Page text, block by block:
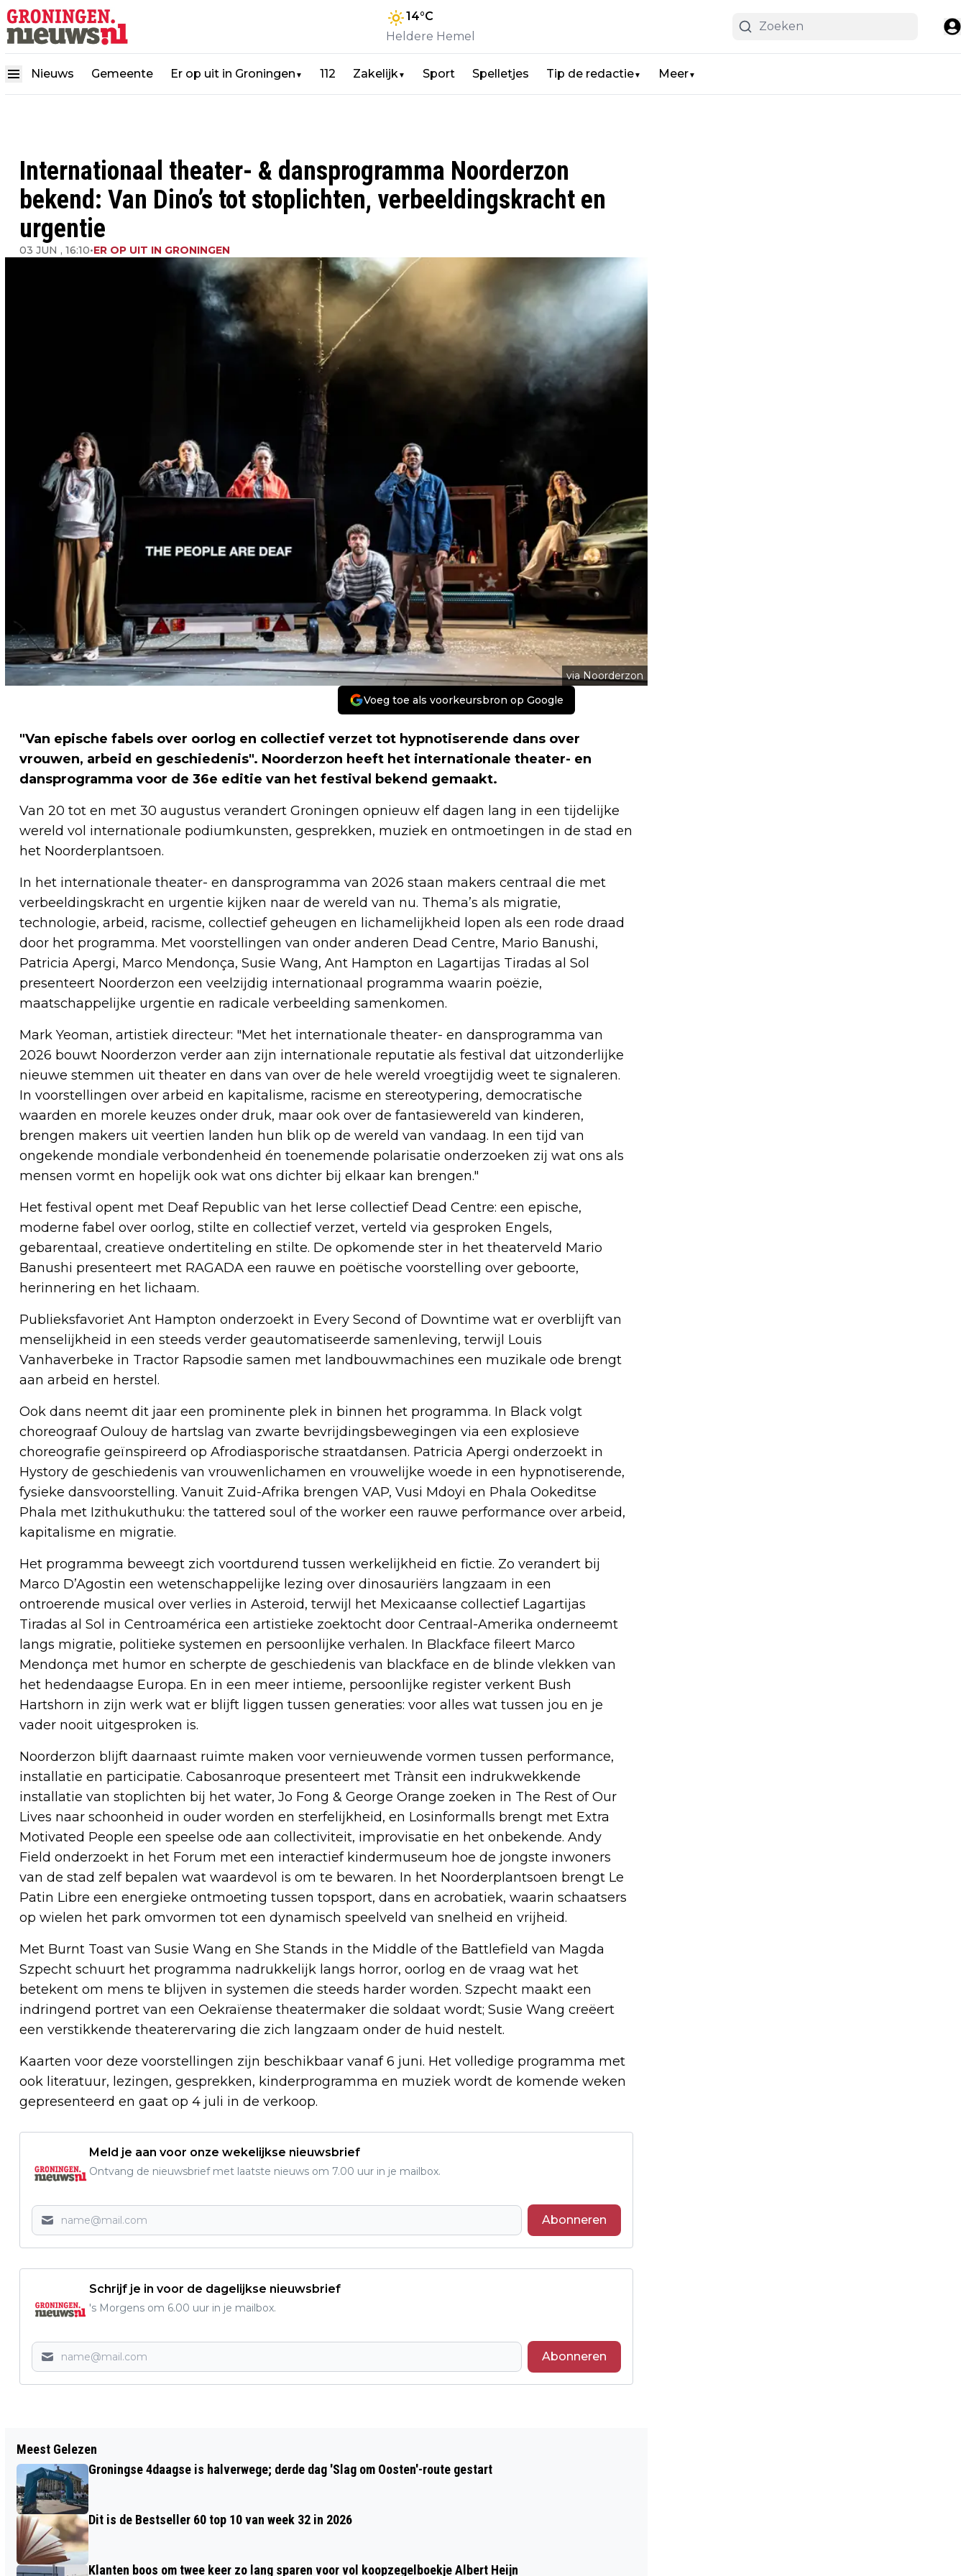
14°C
Heldere Hemel
Nieuws Gemeente Er op uit in Groningen ▼ 112 Zakelijk▼ Sport Spelletjes Tip de redactie▼ Meer▼
Internationaal theater- & dansprogramma Noorderzon
bekend: Van Dino’s tot stoplichten, verbeeldingskracht en
urgentie
03 JUN , 16:10•ER OP UIT IN GRONINGEN
via Noorderzon
Voeg toe als voorkeursbron op Google
"Van epische fabels over oorlog en collectief verzet tot hypnotiserende dans over
vrouwen, arbeid en geschiedenis". Noorderzon heeft het internationale theater- en
dansprogramma voor de 36e editie van het festival bekend gemaakt.
Van 20 tot en met 30 augustus verandert Groningen opnieuw elf dagen lang in een tijdelijke
wereld vol internationale podiumkunsten, gesprekken, muziek en ontmoetingen in de stad en
het Noorderplantsoen.
In het internationale theater- en dansprogramma van 2026 staan makers centraal die met
verbeeldingskracht en urgentie kijken naar de wereld van nu. Thema’s als migratie,
technologie, arbeid, racisme, collectief geheugen en lichamelijkheid lopen als een rode draad
door het programma. Met voorstellingen van onder anderen Dead Centre, Mario Banushi,
Patricia Apergi, Marco Mendonça, Susie Wang, Ant Hampton en Lagartijas Tiradas al Sol
presenteert Noorderzon een veelzijdig internationaal programma waarin poëzie,
maatschappelijke urgentie en radicale verbeelding samenkomen.
Mark Yeoman, artistiek directeur: "Met het internationale theater- en dansprogramma van
2026 bouwt Noorderzon verder aan zijn internationale reputatie als festival dat uitzonderlijke
nieuwe stemmen uit theater en dans van over de hele wereld vroegtijdig weet te signaleren.
In voorstellingen over arbeid en kapitalisme, racisme en stereotypering, democratische
waarden en morele keuzes onder druk, maar ook over de fantasiewereld van kinderen,
brengen makers uit veertien landen hun blik op de wereld van vandaag. In een tijd van
ongekende mondiale verbondenheid én toenemende polarisatie onderzoeken zij wat ons als
mensen vormt en hopelijk ook wat ons dichter bij elkaar kan brengen."
Het festival opent met Deaf Republic van het Ierse collectief Dead Centre: een epische,
moderne fabel over oorlog, stilte en collectief verzet, verteld via gesproken Engels,
gebarentaal, creatieve ondertiteling en stilte. De opkomende ster in het theaterveld Mario
Banushi presenteert met RAGADA een rauwe en poëtische voorstelling over geboorte,
herinnering en het lichaam.
Publieksfavoriet Ant Hampton onderzoekt in Every Second of Downtime wat er overblijft van
menselijkheid in een steeds verder geautomatiseerde samenleving, terwijl Louis
Vanhaverbeke in Tractor Rapsodie samen met landbouwmachines een muzikale ode brengt
aan arbeid en herstel.
Ook dans neemt dit jaar een prominente plek in binnen het programma. In Black volgt
choreograaf Oulouy de hartslag van zwarte bevrijdingsbewegingen via een explosieve
choreografie geïnspireerd op Afrodiasporische straatdansen. Patricia Apergi onderzoekt in
Hystory de geschiedenis van vrouwenlichamen en vrouwelijke woede in een hypnotiserende,
fysieke dansvoorstelling. Vanuit Zuid-Afrika brengen VAP, Vusi Mdoyi en Phala Ookeditse
Phala met Izithukuthuku: the tattered soul of the worker een rauwe performance over arbeid,
kapitalisme en migratie.
Het programma beweegt zich voortdurend tussen werkelijkheid en fictie. Zo verandert bij
Marco D’Agostin een wetenschappelijke lezing over dinosauriërs langzaam in een
ontroerende musical over verlies in Asteroid, terwijl het Mexicaanse collectief Lagartijas
Tiradas al Sol in Centroamérica een artistieke zoektocht door Centraal-Amerika onderneemt
langs migratie, politieke systemen en persoonlijke verhalen. In Blackface fileert Marco
Mendonça met humor en scherpte de geschiedenis van blackface en de blinde vlekken van
het hedendaagse Europa. En in een meer intieme, persoonlijke register verkent Bush
Hartshorn in zijn werk wat er blijft liggen tussen generaties: voor alles wat tussen jou en je
vader nooit uitgesproken is.
Noorderzon blijft daarnaast ruimte maken voor vernieuwende vormen tussen performance,
installatie en participatie. Cabosanroque presenteert met Trànsit een indrukwekkende
installatie van stoplichten bij het water, Jo Fong & George Orange zoeken in The Rest of Our
Lives naar schoonheid in ouder worden en sterfelijkheid, en Losinformalls brengt met Extra
Motivated People een speelse ode aan collectiviteit, improvisatie en het onbekende. Andy
Field onderzoekt in het Forum met een interactief kindermuseum hoe de jongste inwoners
van de stad zelf bepalen wat waardevol is om te bewaren. In het Noorderplantsoen brengt Le
Patin Libre een energieke ontmoeting tussen topsport, dans en acrobatiek, waarin schaatsers
op wielen het park omvormen tot een dynamisch speelveld van snelheid en vrijheid.
Met Burnt Toast van Susie Wang en She Stands in the Middle of the Battlefield van Magda
Szpecht schuurt het programma nadrukkelijk langs horror, oorlog en de vraag wat het
betekent om mens te blijven in systemen die steeds harder worden. Szpecht maakt een
indringend portret van een Oekraïense theatermaker die soldaat wordt; Susie Wang creëert
een verstikkende theaterervaring die zich langzaam onder de huid nestelt.
Kaarten voor deze voorstellingen zijn beschikbaar vanaf 6 juni. Het volledige programma met
ook literatuur, lezingen, gesprekken, kinderprogramma en muziek wordt de komende weken
gepresenteerd en gaat op 4 juli in de verkoop.
Meld je aan voor onze wekelijkse nieuwsbrief
Ontvang de nieuwsbrief met laatste nieuws om 7.00 uur in je mailbox.
Abonneren
Schrijf je in voor de dagelijkse nieuwsbrief
's Morgens om 6.00 uur in je mailbox.
Abonneren
BOEKSTARTDAG, LEESFEEST VOOR DE
ALLERKLEINSTEN IN FORUM GRONINGEN
KOMEND WEEKEND DICHT IN BEIDE
Meest Gelezen
Groningse 4daagse is halverwege; derde dag 'Slag om Oosten'-route gestart
Dit is de Bestseller 60 top 10 van week 32 in 2026
Klanten boos om twee keer zo lang sparen voor vol koopzegelboekje Albert Heijn